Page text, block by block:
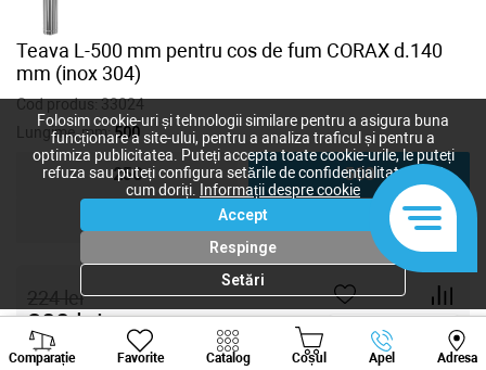
Teava L-500 mm pentru cos de fum CORAX d.140
mm (inox 304)
Cod produs:33024
Lungime, mm:500
250 500
224lei
200lei
Comparație Favorite Catalog Coșul Apel Adresa
Viber Whatsapp
Folosim cookie-uri și tehnologii similare pentru a asigura buna
funcționare a site-ului, pentru a analiza traficul și pentru a
optimiza publicitatea. Puteți accepta toate cookie-urile, le puteți
refuza sau puteți configura setările de confidențialitate după
cum doriți.
Informații despre cookie
Accept
Respinge
Setări